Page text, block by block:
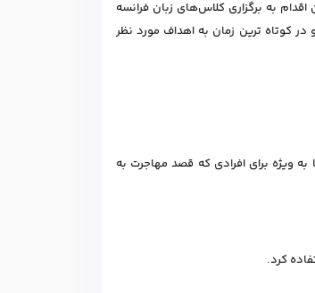
اقدام به برگزاری کلاس‌های زبان فرانسه
کوتاه ترین زمان به اهداف مورد نظر
به ویژه برای افرادی که قصد مهاجرت به